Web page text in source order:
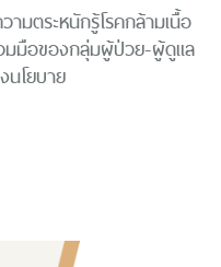
ามตระหนักรู้โรคกล้ามเนื้อ
มมือของกลุ่มผู้ป่วย-ผู้ดูแล
นโยบาย